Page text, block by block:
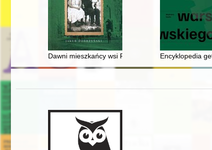
Dawni mieszkańcy wsi Poświętne Encyklopedia